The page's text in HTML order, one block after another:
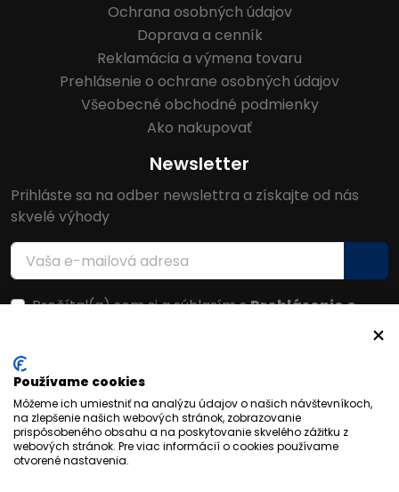
Ochrana osobných údajov
Doprava a cenník
Reklamácia a výmena tovaru
Prehlásenie o ochrane osobných údajov
Všeobecné obchodné podmienky
Ako nakupovať
Newsletter
Prihláste sa na odber newslettra a získajte od nás
skvelé výhody
Prečítal(a) som si a súhlasím sPrehlásenie o
Používame cookies
Môžeme ich umiestniť na analýzu údajov o našich návštevníkoch,
na zlepšenie našich webových stránok, zobrazovanie
prispôsobeného obsahu a na poskytovanie skvelého zážitku z
webových stránok. Pre viac informácií o cookies používame
otvorené nastavenia.